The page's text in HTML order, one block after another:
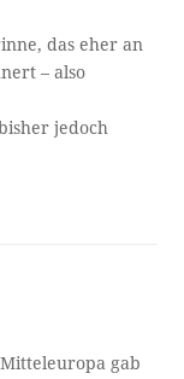
das eher an
– also
jedoch
gab